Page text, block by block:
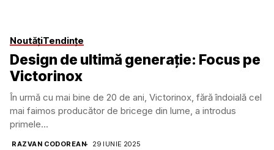
NoutățiTendințe
Design de ultimă generație: Focus pe
Victorinox
În urmă cu mai bine de 20 de ani, Victorinox, fără îndoială cel
mai faimos producător de bricege din lume, a introdus
primele...
RAZVAN CODOREAN 29 IUNIE 2025